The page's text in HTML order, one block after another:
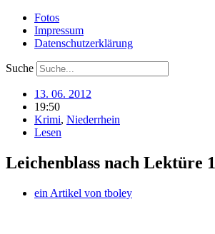
Fotos
Impressum
Datenschutzerklärung
Suche
13. 06. 2012
19:50
Krimi, Niederrhein
Lesen
Leichenblass nach Lektüre 1
ein Artikel von tboley